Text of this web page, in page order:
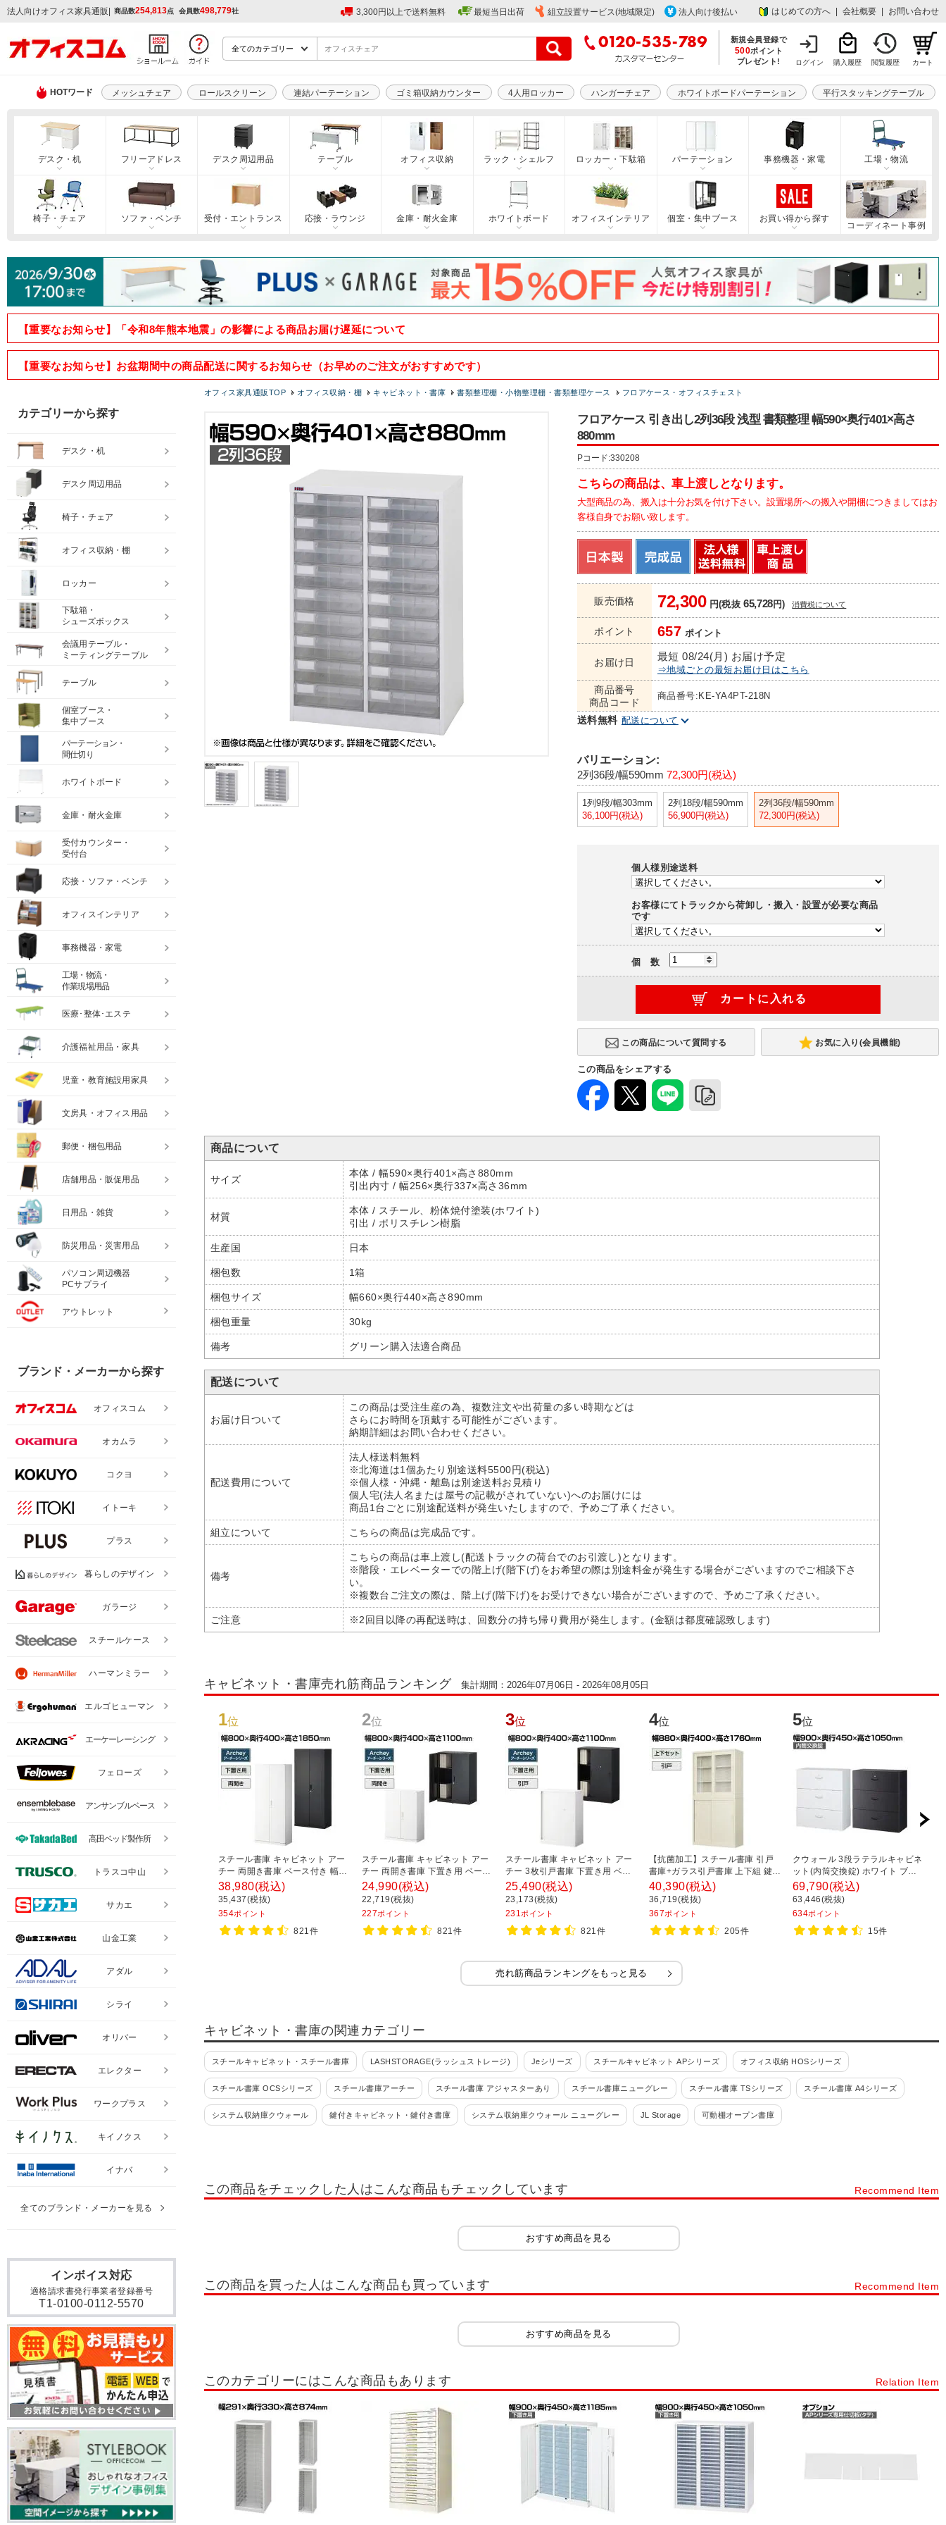
法人向けオフィス家具通販 | 商品数254,813点 会員数498,779社 3,300円以上で送料無料 最短当日出荷 組立設置サービス(地域限定) 法人向け後払い はじめての方へ 会社概要 お問い合わせ
新規会員登録で
500ポイント
プレゼント!
ログイン 購入履歴 閲覧履歴 カート
HOTワード メッシュチェア ロールスクリーン 連結パーテーション ゴミ箱収納カウンター 4人用ロッカー ハンガーチェア ホワイトボードパーテーション 平行スタッキングテーブル
デスク・机 フリーアドレス デスク周辺用品 テーブル オフィス収納 ラック・シェルフ ロッカー・下駄箱 パーテーション 事務機器・家電 工場・物流
椅子・チェア ソファ・ベンチ 受付・エントランス 応接・ラウンジ 金庫・耐火金庫 ホワイトボード オフィスインテリア 個室・集中ブース
お買い得から探す
コーディネート事例
【重要なお知らせ】「令和8年熊本地震」の影響による商品お届け遅延について
【重要なお知らせ】お盆期間中の商品配送に関するお知らせ（お早めのご注文がおすすめです）
オフィス家具通販TOP オフィス収納・棚 キャビネット・書庫 書類整理棚・小物整理棚・書類整理ケース フロアケース・オフィスチェスト
フロアケース 引き出し2列36段 浅型 書類整理 幅590×奥行401×高さ
880mm
Pコード:330208
こちらの商品は、車上渡しとなります。
大型商品の為、搬入は十分お気を付け下さい。設置場所への搬入や開梱につきましてはお
客様自身でお願い致します。
販売価格 72,300円(税抜65,728円) 消費税について
ポイント 657 ポイント
お届け日 最短 08/24(月) お届け予定
⇒地域ごとの最短お届け日はこちら
商品番号
商品コード
商品番号:KE-YA4PT-218N
送料無料 配送について
バリエーション:
2列36段/幅590mm 72,300円(税込)
1列9段/幅303mm
36,100円(税込)
2列18段/幅590mm
56,900円(税込)
2列36段/幅590mm
72,300円(税込)
個人様別途送料
お客様にてトラックから荷卸し・搬入・設置が必要な商品
です
個 数
お気に入り(会員機能)
この商品をシェアする
商品について
サイズ
本体 / 幅590×奥行401×高さ880mm
引出内寸 / 幅256×奥行337×高さ36mm
材質
本体 / スチール、粉体焼付塗装(ホワイト)
引出 / ポリスチレン樹脂
生産国 日本
梱包数 1箱
梱包サイズ 幅660×奥行440×高さ890mm
梱包重量 30kg
備考 グリーン購入法適合商品
配送について
お届け日ついて
この商品は受注生産の為、複数注文や出荷量の多い時期などは
さらにお時間を頂戴する可能性がございます。
納期詳細はお問い合わせください。
配送費用について
法人様送料無料
※北海道は1個あたり別途送料5500円(税込)
※個人様・沖縄・離島は別途送料お見積り
個人宅(法人名または屋号の記載がされていない)へのお届けには
商品1台ごとに別途配送料が発生いたしますので、予めご了承ください。
組立について こちらの商品は完成品です。
備考
こちらの商品は車上渡し(配送トラックの荷台でのお引渡し)となります。
※階段・エレベーターでの階上げ(階下げ)をお希望の際は別途料金が発生する場合がございますのでご相談下さ
い。
※複数台ご注文の際は、階上げ(階下げ)をお受けできない場合がございますので、予めご了承ください。
ご注意 ※2回目以降の再配送時は、回数分の持ち帰り費用が発生します。(金額は都度確認致します)
キャビネット・書庫売れ筋商品ランキング 集計期間：2026年07月06日 - 2026年08月05日
1位
スチール書庫 キャビネット アー
チー 両開き書庫 ベース付き 幅
800×奥行400×高さ1850mm
38,980(税込)
35,437(税抜)
354ポイント
821件
2位
スチール書庫 キャビネット アー
チー 両開き書庫 下置き用 ベース
付き 幅800×奥行400×高さ
1100mm
24,990(税込)
22,719(税抜)
227ポイント
821件
3位
スチール書庫 キャビネット アー
チー 3枚引戸書庫 下置き用 ベー
ス付き 幅800×奥行400×高さ
1100mm
25,490(税込)
23,173(税抜)
231ポイント
821件
4位
【抗菌加工】スチール書庫 引戸
書庫+ガラス引戸書庫 上下組 鍵付
き オフィス キャビネット 国産 完
成品 【SIAA】
40,390(税込)
36,719(税抜)
367ポイント
205件
5位
クウォール 3段ラテラルキャビネ
ット(内筒交換錠) ホワイト ブラ
ック 幅900×奥行450×高さ
1050mm/RW45-310D RK45-
69,790(税込)
63,446(税抜)
634ポイント
15件
売れ筋商品ランキングをもっと見る
キャビネット・書庫の関連カテゴリー
スチールキャビネット・スチール書庫 LASHSTORAGE(ラッシュストレージ) Jeシリーズ スチールキャビネット APシリーズ オフィス収納 HOSシリーズ
スチール書庫 OCSシリーズ スチール書庫アーチー スチール書庫 アジャスターあり スチール書庫ニューグレー スチール書庫 TSシリーズ スチール書庫 A4シリーズ
システム収納庫クウォール 鍵付きキャビネット・鍵付き書庫 システム収納庫クウォール ニューグレー JL Storage 可動棚オープン書庫
書類整理ケース 高さ880mm(錠付・鍵付) 書類整理ケース デスク周辺型 書類整理ケース デスク周辺型(錠付・鍵付) ファイリングキャビネット
木製キャビネット・木製ラック・木製書庫 サイズオーダーラックタナリオ
木製役員用家具 チェスト・たんす カラーボックス
両開き書庫・両開きキャビネット ガラス戸書庫・ガラス扉キャビネット ラテラル書庫・引き出し書庫
パーソナルロッカー・個人ロッカー 組み合わせ書庫(セット書庫) その他扉タイプ書庫
この商品をチェックした人はこんな商品もチェックしています Recommend Item
おすすめ商品を見る
この商品を買った人はこんな商品も買っています Recommend Item
おすすめ商品を見る
このカテゴリーにはこんな商品もあります Relation Item
インボイス対応
適格請求書発行事業者登録番号
T1-0100-0112-5570
カテゴリーから探す
デスク・机
デスク周辺用品
椅子・チェア
オフィス収納・棚
ロッカー
下駄箱・
シューズボックス
会議用テーブル・
ミーティングテーブル
テーブル
個室ブース・
集中ブース
パーテーション・
間仕切り
ホワイトボード
金庫・耐火金庫
受付カウンター・
受付台
応接・ソファ・ベンチ
オフィスインテリア
事務機器・家電
工場・物流・
作業現場用品
医療･整体･エステ
介護福祉用品・家具
児童・教育施設用家具
文房具・オフィス用品
郵便・梱包用品
店舗用品・販促用品
日用品・雑貨
防災用品・災害用品
パソコン周辺機器
PCサプライ
アウトレット
ブランド・メーカーから探す
オフィスコム
オカムラ
コクヨ
イトーキ
プラス
暮らしのデザイン
ガラージ
スチールケース
ハーマンミラー
エルゴヒューマン
エーケーレーシング
フェローズ
アンサンブルベース
高田ベッド製作所
トラスコ中山
サカエ
山金工業
アダル
シライ
オリバー
エレクター
ワークプラス
キイノクス
イナバ
全てのブランド・メーカーを見る